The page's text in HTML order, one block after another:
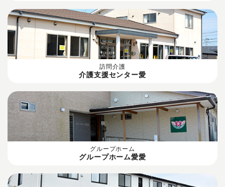
訪問介護
介護支援センター愛
グループホーム
グループホーム愛愛